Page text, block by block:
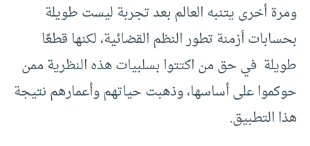
ومرة أخرى يتنبه العالم بعد تجربة ليست طويلة
بحسابات أزمنة تطور النظم القضائية، لكنها قطعًا
طويلة في حق من اكتتوا بسلبيات هذه النظرية ممن
حوكموا على أساسها، وذهبت حياتهم وأعمارهم نتيجة
هذا التطبيق.